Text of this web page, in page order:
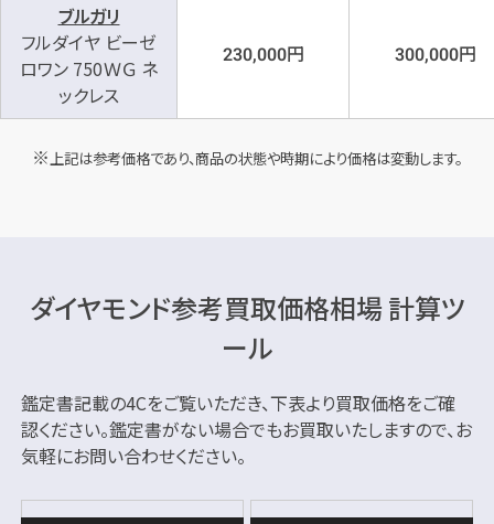
ブルガリ
フルダイヤ ビーゼ
ロワン 750ＷＧ ネ
ックレス
230,000円 300,000円
上記は参考価格であり、商品の状態や時期により価格は変動します。
ダイヤモンド参考買取価格相場 計算ツ
ール
鑑定書記載の4Cをご覧いただき、下表より買取価格をご確
認ください。鑑定書がない場合でもお買取いたしますので、お
気軽にお問い合わせください。